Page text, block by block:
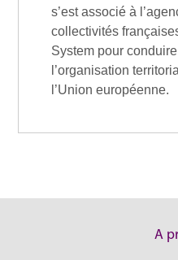
s’est associé à
collectivités
System pour
l’organisation
l’Union européenne.
A